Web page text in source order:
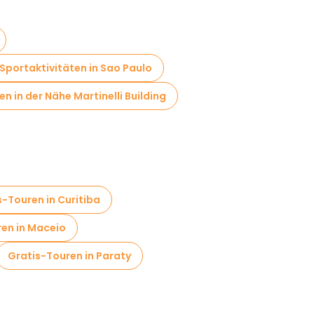
Sportaktivitäten in Sao Paulo
in der Nähe Martinelli Building
Touren in Curitiba
in Maceio
Gratis-Touren in Paraty